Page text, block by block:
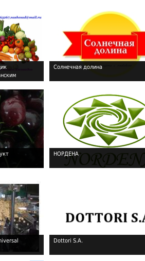
Солнечная долина
НОРДЕНА
Dottori S.A.